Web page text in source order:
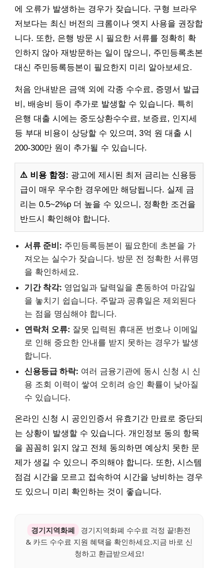
에 오류가 발생하는 경우가 잦습니다. 구형 브라우
저보다는 최신 버전의 크롬이나 엣지 사용을 권장합
니다. 또한, 은행 방문 시 필요한 서류를 정확히 확
인하지 않아 재방문하는 일이 많으니, 주민등록초본
대신 주민등록등본이 필요한지 미리 알아보세요.
처음 안내받은 금액 외에 각종 수수료, 증명서 발급
비, 배송비 등이 추가로 발생할 수 있습니다. 특히
은행 대출 시에는 중도상환수수료, 보증료, 인지세
등 부대 비용이 상당할 수 있으며, 3억 원 대출 시
200-300만 원이 추가될 수 있습니다.
⚠️ 비용 함정: 광고에 제시된 최저 금리는 신용등
급이 매우 우수한 경우에만 해당됩니다. 실제 금
리는 0.5~2%p 더 높을 수 있으니, 정확한 조건을
반드시 확인해야 합니다.
서류 준비: 주민등록등본이 필요한데 초본을 가
져오는 실수가 잦습니다. 방문 전 정확한 서류명
을 확인하세요.
기간 착각: 영업일과 달력일을 혼동하여 마감일
을 놓치기 쉽습니다. 주말과 공휴일은 제외된다
는 점을 명심해야 합니다.
연락처 오류: 잘못 입력된 휴대폰 번호나 이메일
로 인해 중요한 안내를 받지 못하는 경우가 발생
합니다.
신용등급 하락: 여러 금융기관에 동시 신청 시 신
용 조회 이력이 쌓여 오히려 승인 확률이 낮아질
수 있습니다.
온라인 신청 시 공인인증서 유효기간 만료로 중단되
는 상황이 발생할 수 있습니다. 개인정보 동의 항목
을 꼼꼼히 읽지 않고 전체 동의하면 예상치 못한 문
제가 생길 수 있으니 주의해야 합니다. 또한, 시스템
점검 시간을 모르고 접속하여 시간을 낭비하는 경우
도 있으니 미리 확인하는 것이 좋습니다.
경기지역화폐
경기지역화폐 수수료 걱정 끝!환전
& 카드 수수료 지원 혜택을 확인하세요.지금 바로 신
청하고 환급받으세요!